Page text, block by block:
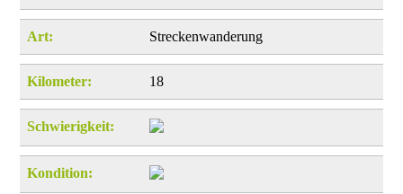
Art: Streckenwanderung
Kilometer: 18
Schwierigkeit:
Kondition: